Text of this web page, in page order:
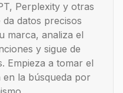
Perplexity y otras
datos precisos
marca, analiza el
y sigue de
Empieza a tomar el
la búsqueda por